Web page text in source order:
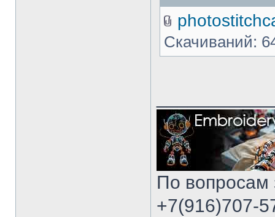
Скачиваний:
По вопросам
+7(916)707-